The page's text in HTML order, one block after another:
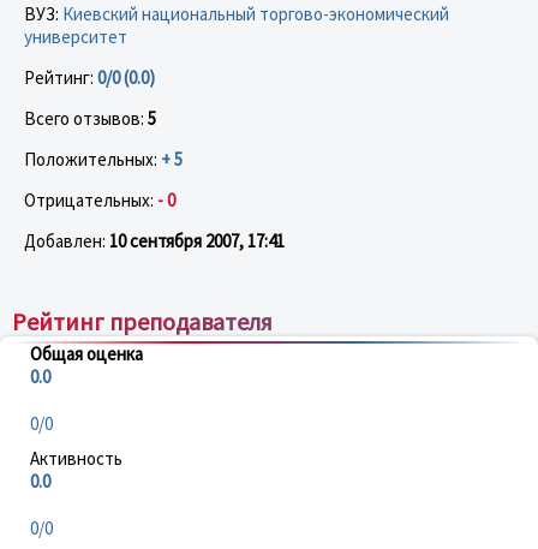
ВУЗ: Киевский национальный торгово-экономический
университет
Рейтинг: 0/0 (0.0)
Всего отзывов: 5
Положительных: + 5
Отрицательных: - 0
Добавлен: 10 сентября 2007, 17:41
Рейтинг преподавателя
Общая оценка
0.0
0/0
Активность
0.0
0/0